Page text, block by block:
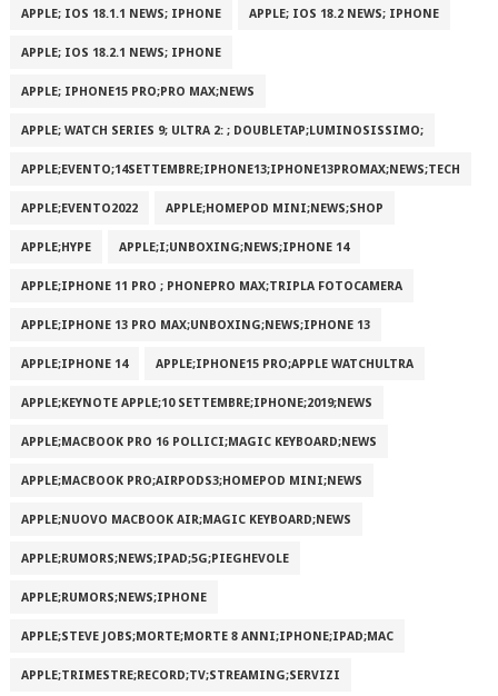
APPLE; IOS 18.1.1 NEWS; IPHONE APPLE; IOS 18.2 NEWS; IPHONE
APPLE; IOS 18.2.1 NEWS; IPHONE
APPLE; IPHONE15 PRO;PRO MAX;NEWS
APPLE; WATCH SERIES 9; ULTRA 2: ; DOUBLETAP;LUMINOSISSIMO;
APPLE;EVENTO;14SETTEMBRE;IPHONE13;IPHONE13PROMAX;NEWS;TECH
APPLE;EVENTO2022 APPLE;HOMEPOD MINI;NEWS;SHOP
APPLE;HYPE APPLE;I;UNBOXING;NEWS;IPHONE 14
APPLE;IPHONE 11 PRO ; PHONEPRO MAX;TRIPLA FOTOCAMERA
APPLE;IPHONE 13 PRO MAX;UNBOXING;NEWS;IPHONE 13
APPLE;IPHONE 14 APPLE;IPHONE15 PRO;APPLE WATCHULTRA
APPLE;KEYNOTE APPLE;10 SETTEMBRE;IPHONE;2019;NEWS
APPLE;MACBOOK PRO 16 POLLICI;MAGIC KEYBOARD;NEWS
APPLE;MACBOOK PRO;AIRPODS3;HOMEPOD MINI;NEWS
APPLE;NUOVO MACBOOK AIR;MAGIC KEYBOARD;NEWS
APPLE;RUMORS;NEWS;IPAD;5G;PIEGHEVOLE
APPLE;RUMORS;NEWS;IPHONE
APPLE;STEVE JOBS;MORTE;MORTE 8 ANNI;IPHONE;IPAD;MAC
APPLE;TRIMESTRE;RECORD;TV;STREAMING;SERVIZI